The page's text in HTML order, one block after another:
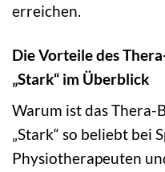
erreichen.
Die Vorteile des
„Stark“ im Überblick
Warum ist das
„Stark“ so beliebt bei
Physiotherapeuten